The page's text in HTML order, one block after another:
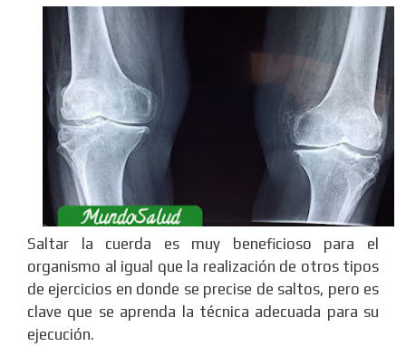
Saltar la cuerda es muy beneficioso para el
organismo al igual que la realización de otros tipos
de ejercicios en donde se precise de saltos, pero es
clave que se aprenda la técnica adecuada para su
ejecución.